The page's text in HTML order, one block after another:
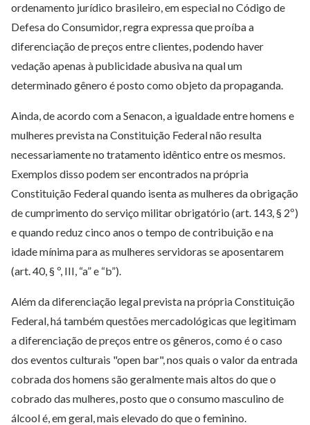
ordenamento jurídico brasileiro, em especial no Código de
Defesa do Consumidor, regra expressa que proíba a
diferenciação de preços entre clientes, podendo haver
vedação apenas à publicidade abusiva na qual um
determinado gênero é posto como objeto da propaganda.
Ainda, de acordo com a Senacon, a igualdade entre homens e
mulheres prevista na Constituição Federal não resulta
necessariamente no tratamento idêntico entre os mesmos.
Exemplos disso podem ser encontrados na própria
Constituição Federal quando isenta as mulheres da obrigação
de cumprimento do serviço militar obrigatório (art. 143, § 2º)
e quando reduz cinco anos o tempo de contribuição e na
idade mínima para as mulheres servidoras se aposentarem
(art. 40, § º, III, “a” e “b”).
Além da diferenciação legal prevista na própria Constituição
Federal, há também questões mercadológicas que legitimam
a diferenciação de preços entre os gêneros, como é o caso
dos eventos culturais "open bar", nos quais o valor da entrada
cobrada dos homens são geralmente mais altos do que o
cobrado das mulheres, posto que o consumo masculino de
álcool é, em geral, mais elevado do que o feminino.